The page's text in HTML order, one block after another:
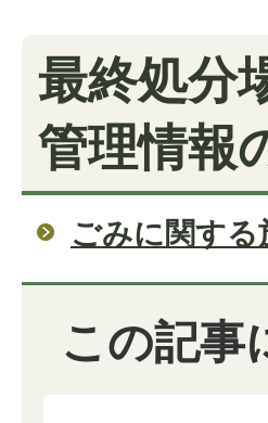
最終処分
管理情報
ごみに関する
この記事